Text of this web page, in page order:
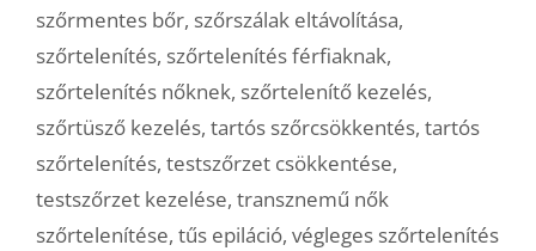
szőrmentes bőr, szőrszálak eltávolítása,
szőrtelenítés, szőrtelenítés férfiaknak,
szőrtelenítés nőknek, szőrtelenítő kezelés,
szőrtüsző kezelés, tartós szőrcsökkentés, tartós
szőrtelenítés, testszőrzet csökkentése,
testszőrzet kezelése, transznemű nők
szőrtelenítése, tűs epiláció, végleges szőrtelenítés